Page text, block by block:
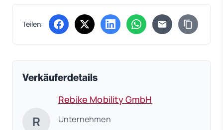
Teilen: (öffnet in neuem Tab)
(öffnet in neuem Tab)
(öffnet in neuem Tab)
(öffnet in neuem Tab)
Verkäuferdetails
R
Rebike Mobility GmbH
Unternehmen